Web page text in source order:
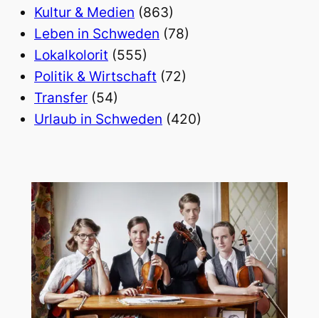
Kultur & Medien (863)
Leben in Schweden (78)
Lokalkolorit (555)
Politik & Wirtschaft (72)
Transfer (54)
Urlaub in Schweden (420)